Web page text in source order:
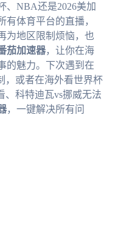
、NBA还是2026美加
体育平台的直播，
为地区限制烦恼，也
茄加速器，让你在海
的魅力。下次遇到在
，或者在海外看世界杯
、科特迪瓦vs挪威无法
，一键解决所有问